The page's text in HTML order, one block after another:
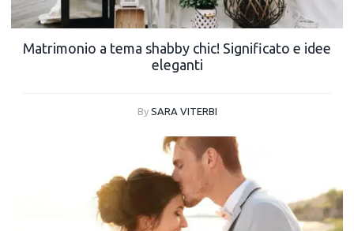
Matrimonio a tema shabby chic! Significato e idee
eleganti
By SARA VITERBI